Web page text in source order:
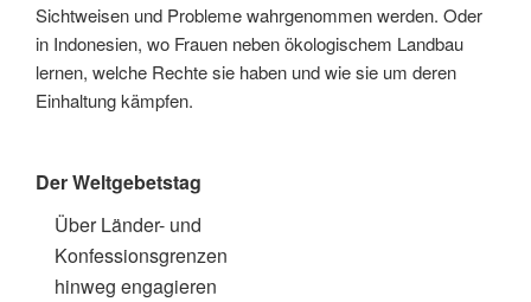
Sichtweisen und Probleme wahrgenommen werden. Oder
in Indonesien, wo Frauen neben ökologischem Landbau
lernen, welche Rechte sie haben und wie sie um deren
Einhaltung kämpfen.
Der Weltgebetstag
Über Länder- und
Konfessionsgrenzen
hinweg engagieren